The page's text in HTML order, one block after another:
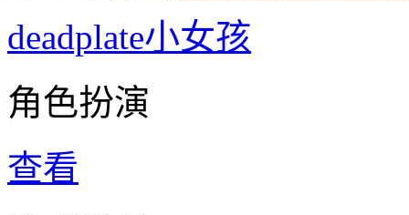
deadplate小女孩
角色扮演
查看